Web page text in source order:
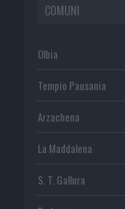
COMUNI
Olbia
Tempio Pausania
Arzachena
La Maddalena
S. T. Gallura